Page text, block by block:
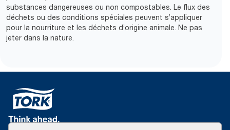
substances dangereuses ou non compostables. Le flux des
déchets ou des conditions spéciales peuvent s’appliquer
pour la nourriture et les déchets d’origine animale. Ne pas
jeter dans la nature.